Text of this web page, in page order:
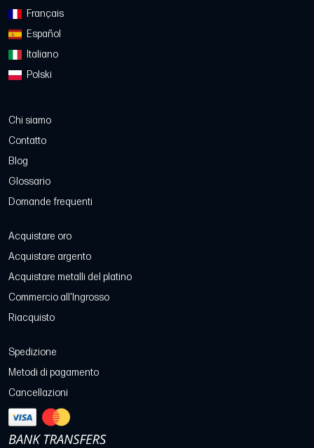
Français
Español
Italiano
Polski
Chi siamo
Contatto
Blog
Glossario
Domande frequenti
Acquistare oro
Acquistare argento
Acquistare metalli del platino
Commercio all'Ingrosso
Riacquisto
Spedizione
Metodi di pagamento
Cancellazioni